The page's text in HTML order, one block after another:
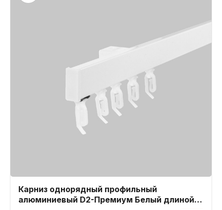
Карниз однорядный профильный
алюминиевый D2-Премиум Белый длиной